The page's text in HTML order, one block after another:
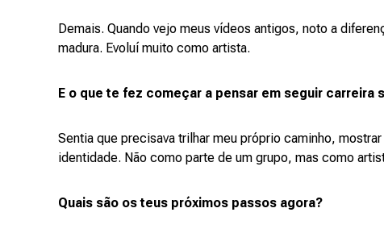
Demais. Quando vejo meus vídeos antigos, noto a
madura. Evoluí muito como artista.
E o que te fez começar a pensar em seguir carreira
Sentia que precisava trilhar meu próprio caminho,
identidade. Não como parte de um grupo, mas como
Quais são os teus próximos passos agora?